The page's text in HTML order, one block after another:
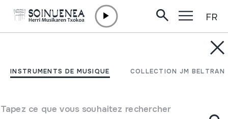
INSTRUMENTS DE MUSIQUE COLLECTION JM BELTRAN
Tapez ce que vous souhaitez rechercher
FR
Zaharrak berri; Karlos
Auteur
Karlos Subijana